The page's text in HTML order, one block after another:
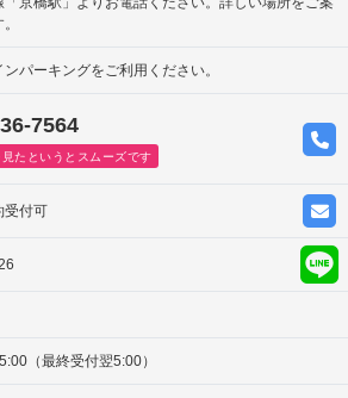
パーキングをご利用ください。
7564
見たというとスムーズです
受付可
（最終受付翌5:00）